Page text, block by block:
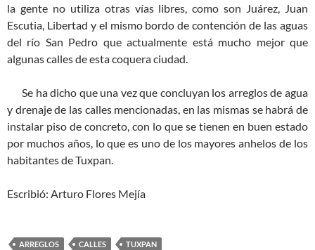
la gente no utiliza otras vías libres, como son Juárez, Juan
Escutia, Libertad y el mismo bordo de contención de las aguas
del río San Pedro que actualmente está mucho mejor que
algunas calles de esta coquera ciudad.
Se ha dicho que una vez que concluyan los arreglos de agua
y drenaje de las calles mencionadas, en las mismas se habrá de
instalar piso de concreto, con lo que se tienen en buen estado
por muchos años, lo que es uno de los mayores anhelos de los
habitantes de Tuxpan.
Escribió: Arturo Flores Mejía
ARREGLOS CALLES TUXPAN